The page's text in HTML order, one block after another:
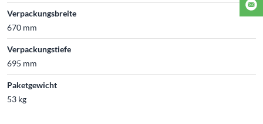
Verpackungsbreite
670 mm
Verpackungstiefe
695 mm
Paketgewicht
53 kg